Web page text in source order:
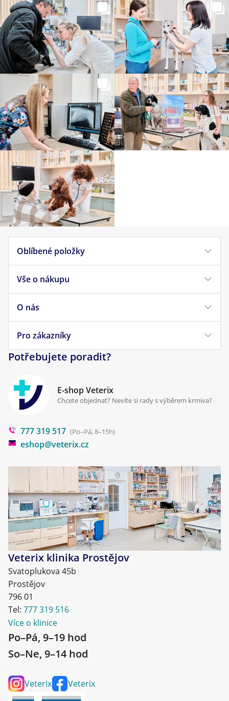
Oblíbené položky
Krmivo pro psy
Krmivo pro kočky
Veterinární diety
Pamlsky pro psy
Vše o nákupu
Doprava a platba
Obchodní podmínky
Reklamace a vrácení
Cookies a podmínky používání
O nás
Náš příběh
Pro zákazníky
Klinika Prostějov
Poradna
Blog
Potřebujete poradit?
E-shop Veterix
Chcete objednat? Nevíte si rady s výběrem krmiva?
777 319 517 (Po–Pá, 8–15h)
eshop@veterix.cz
Veterix klinika Prostějov
Svatoplukova 45b
Prostějov
796 01
Tel: 777 319 516
Více o klinice
Po–Pá, 9–19 hod
So–Ne, 9–14 hod
Veterix Veterix